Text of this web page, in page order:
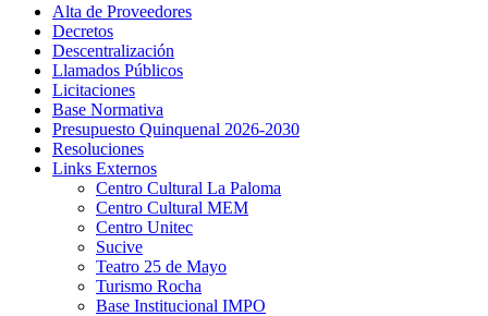
Alta de Proveedores
Decretos
Descentralización
Llamados Públicos
Licitaciones
Base Normativa
Presupuesto Quinquenal 2026-2030
Resoluciones
Links Externos
Centro Cultural La Paloma
Centro Cultural MEM
Centro Unitec
Sucive
Teatro 25 de Mayo
Turismo Rocha
Base Institucional IMPO